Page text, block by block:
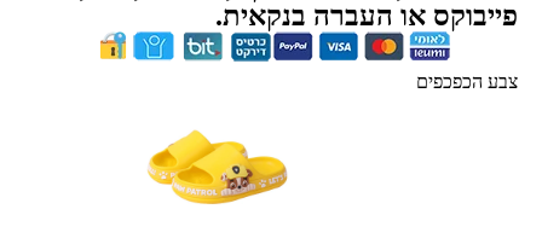
פייבוקס או העברה בנקאית.
צבע הכפכפים